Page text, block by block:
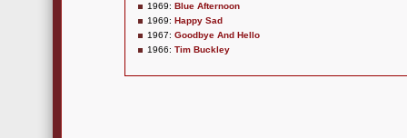
1969: Blue Afternoon
1969: Happy Sad
1967: Goodbye And Hello
1966: Tim Buckley